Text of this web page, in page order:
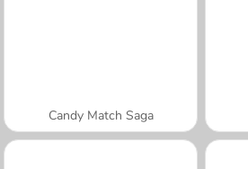
Candy Match Saga